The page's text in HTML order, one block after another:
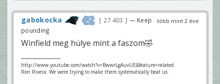
több mint 2 éve
gabokocka 27 403
— Keep
pounding
Winfield meg hülye mint a faszom🤣
http://www.youtube.com/watch?v=BwwrLgAuvUE&feature=related
Ron Rivera: We were trying to make them systematically beat us.